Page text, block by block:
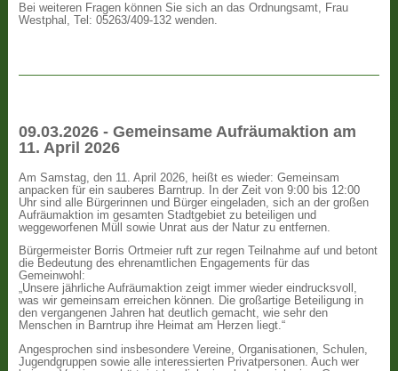
Bei weiteren Fragen können Sie sich an das Ordnungsamt, Frau
Westphal, Tel: 05263/409-132 wenden.
09.03.2026 - Gemeinsame Aufräumaktion am
11. April 2026
Am Samstag, den 11. April 2026, heißt es wieder: Gemeinsam
anpacken für ein sauberes Barntrup. In der Zeit von 9:00 bis 12:00
Uhr sind alle Bürgerinnen und Bürger eingeladen, sich an der großen
Aufräumaktion im gesamten Stadtgebiet zu beteiligen und
weggeworfenen Müll sowie Unrat aus der Natur zu entfernen.
Bürgermeister Borris Ortmeier ruft zur regen Teilnahme auf und betont
die Bedeutung des ehrenamtlichen Engagements für das
Gemeinwohl:
„Unsere jährliche Aufräumaktion zeigt immer wieder eindrucksvoll,
was wir gemeinsam erreichen können. Die großartige Beteiligung in
den vergangenen Jahren hat deutlich gemacht, wie sehr den
Menschen in Barntrup ihre Heimat am Herzen liegt.“
Angesprochen sind insbesondere Vereine, Organisationen, Schulen,
Jugendgruppen sowie alle interessierten Privatpersonen. Auch wer